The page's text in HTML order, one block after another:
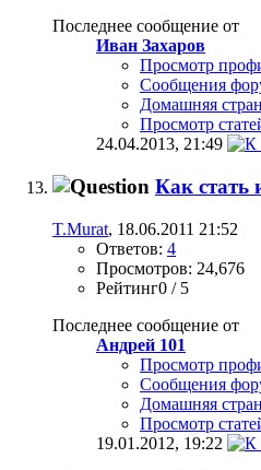
Последнее сообщение от
Иван Захаров
Просмотр
Сообщения
Домашняя
Просмотр
24.04.2013, 21:49
Как стать
T.Murat, 18.06.2011 21:52
Ответов: 4
Просмотров: 24,676
Рейтинг0 / 5
Последнее сообщение от
Андрей 101
Просмотр
Сообщения
Домашняя
Просмотр
19.01.2012, 19:22